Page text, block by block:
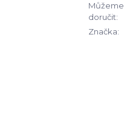
Můžeme
doručit:
Značka: